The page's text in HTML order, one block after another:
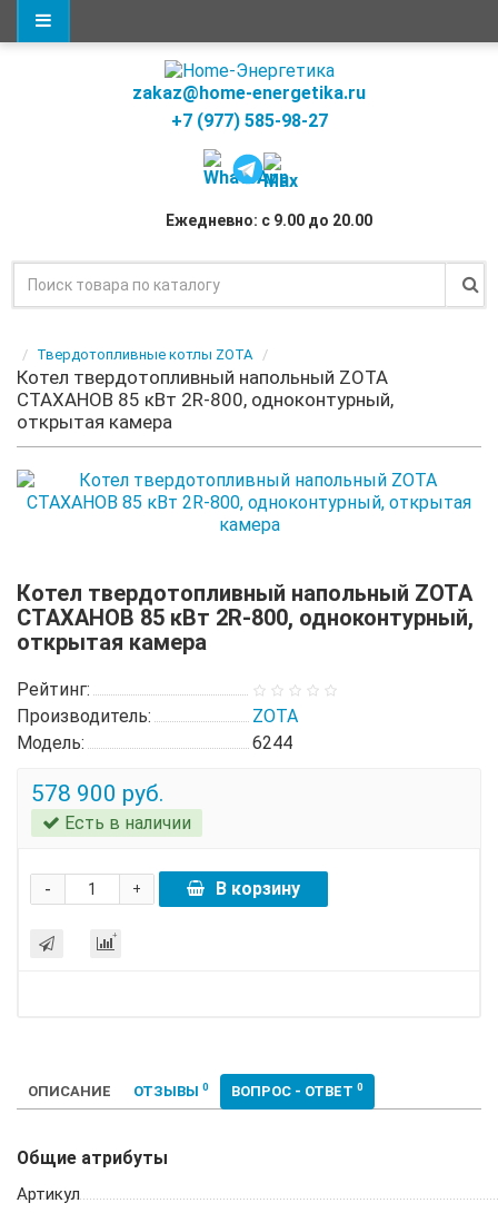
zakaz@home-energetika.ru
+7 (977) 585-98-27
Ежедневно: с 9.00 до 20.00
Твердотопливные котлы ZOTA
Котел твердотопливный напольный ZOTA
СТАХАНОВ 85 кВт 2R-800, одноконтурный,
открытая камера
Котел твердотопливный напольный ZOTA
СТАХАНОВ 85 кВт 2R-800, одноконтурный,
открытая камера
Рейтинг:
Производитель:
ZOTA
Модель:
6244
578 900 руб.
Есть в наличии
+
- В корзину
ОПИСАНИЕ ОТЗЫВЫ 0 ВОПРОС - ОТВЕТ 0
Общие атрибуты
Артикул